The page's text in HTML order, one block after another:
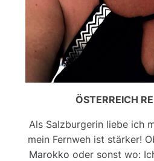
ÖSTERREICH
Als Salzburgerin liebe ich
mein Fernweh ist stärker!
Marokko oder sonst wo: